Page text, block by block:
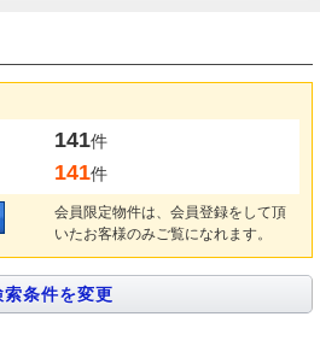
141件
141件
会員限定物件は、会員登録をして頂
いたお客様のみご覧になれます。